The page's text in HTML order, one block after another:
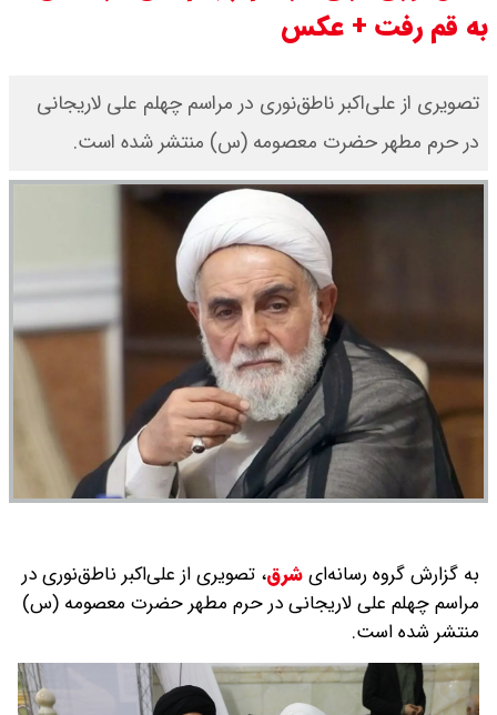
مرداد ۱۴۰۵ اعلام شد/ افزایش قیمت
سکه
با حکم پزشکیان، محسن رضایی دبیر
شد / تمام دبیران شعام + اینفوگرافی
قیمت طلا ۲۴ عیار امروز دوشنبه ۱۹
مرداد ۱۴۰۵ اعلام شد/ افزایش قیمت
طلا
به قم رفت +‌ عکس
تصویری از علی‌اکبر ناطق‌نوری در مراسم چهلم علی لاریجانی
در حرم مطهر حضرت معصومه (س) منتشر شده است.
به گزارش گروه رسانه‌ایشرق، تصویری از علی‌اکبر ناطق‌نوری در
مراسم چهلم علی لاریجانی در حرم مطهر حضرت معصومه (س)
منتشر شده است.